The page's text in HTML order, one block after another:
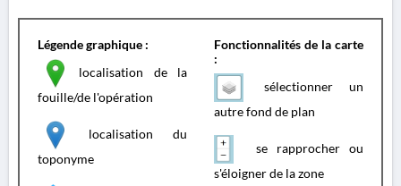
Légende graphique :
localisation de la
fouille/de l'opération
localisation du
toponyme
Fonctionnalités de la carte
:
sélectionner un
autre fond de plan
se rapprocher ou
s'éloigner de la zone